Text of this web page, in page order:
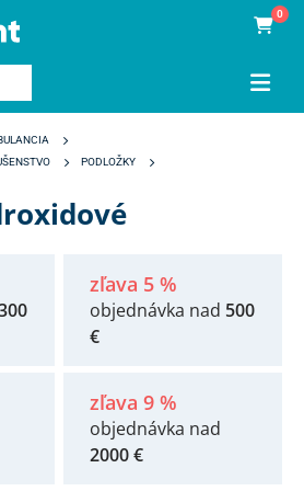
0
PODLOŽKY
zľava 5 %
objednávka nad 500
€
zľava 9 %
objednávka nad
2000 €